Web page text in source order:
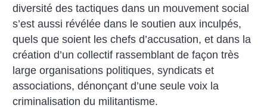
diversité des tactiques dans un mouvement social
s’est aussi révélée dans le soutien aux inculpés,
quels que soient les chefs d’accusation, et dans la
création d’un collectif rassemblant de façon très
large organisations politiques, syndicats et
associations, dénonçant d’une seule voix la
criminalisation du militantisme.